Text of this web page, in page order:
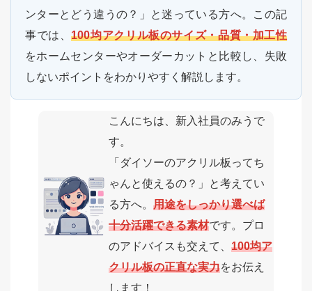
ンターとどう違うの？」と迷っている方へ。この記
事では、100均アクリル板のサイズ・品質・加工性
をホームセンターやオーダーカットと比較し、失敗
しないポイントをわかりやすく解説します。
こんにちは、新入社員のみうで
す。
「ダイソーのアクリル板ってち
ゃんと使えるの？」と考えてい
る方へ。用途をしっかり選べば
十分活躍できる素材です。プロ
のアドバイスも交えて、100均ア
クリル板の正直な実力をお伝え
します！